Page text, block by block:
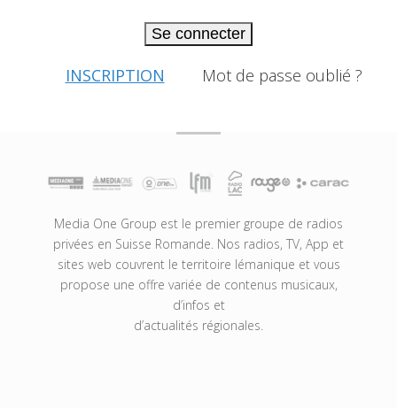
Se connecter
INSCRIPTION Mot de passe oublié ?
Media One Group est le premier groupe de radios
privées en Suisse Romande. Nos radios, TV, App et
sites web couvrent le territoire lémanique et vous
propose une offre variée de contenus musicaux,
d’infos et
d’actualités régionales.